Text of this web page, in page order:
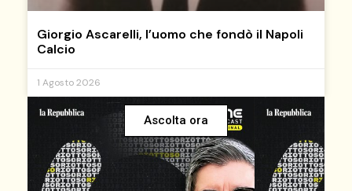
Giorgio Ascarelli, l’uomo che fondò il Napoli
Calcio
1 Agosto 2026
Ascolta ora